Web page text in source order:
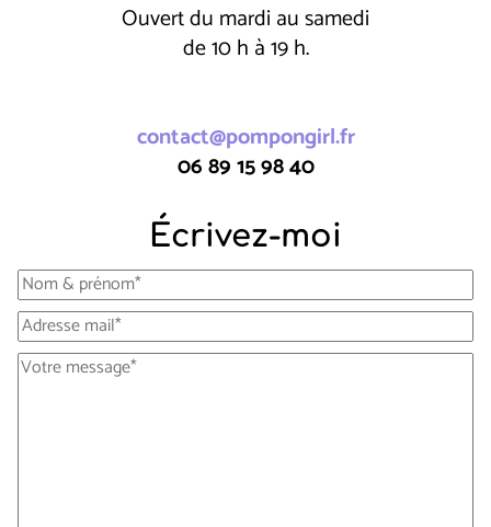
Ouvert du mardi au samedi
de 10 h à 19 h.
contact@pompongirl.fr
06 89 15 98 40
Écrivez-moi